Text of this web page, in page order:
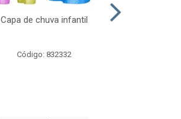
Capa de chuva infantil
Código: 832332